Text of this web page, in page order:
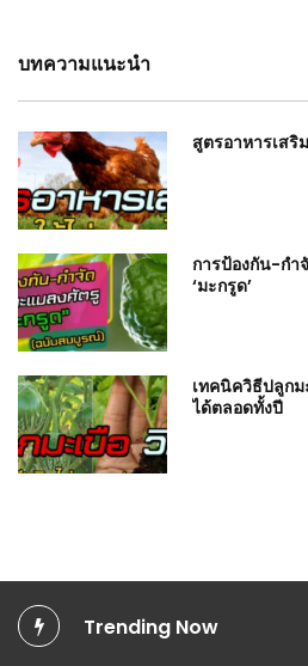
บทความแนะนำ
สูตรอาหารเสริ
การป้องกัน-กำ
‘มะกรูด’
เทคนิควิธีปลูกม
ได้ตลอดทั้งปี
Trending Now